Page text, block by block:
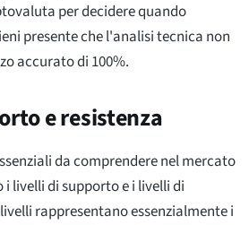
per decidere quando
presente che l'analisi tecnica non
accurato di 100%.
e resistenza
da comprendere nel mercato
livelli di supporto e i livelli di
rappresentano essenzialmente i